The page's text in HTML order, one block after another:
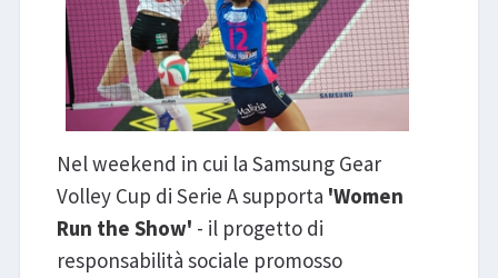
Nel weekend in cui la Samsung Gear
Volley Cup di Serie A supporta 'Women
Run the Show' - il progetto di
responsabilità sociale promosso